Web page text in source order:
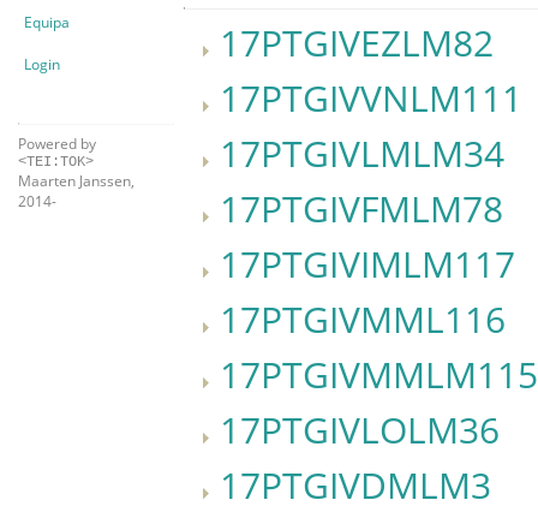
Equipa
Login
Powered by
<TEI:TOK>
Maarten Janssen,
2014-
17PTGIVEZLM82
17PTGIVVNLM111
17PTGIVLMLM34
17PTGIVFMLM78
17PTGIVIMLM117
17PTGIVMML116
17PTGIVMMLM115
17PTGIVLOLM36
17PTGIVDMLM3